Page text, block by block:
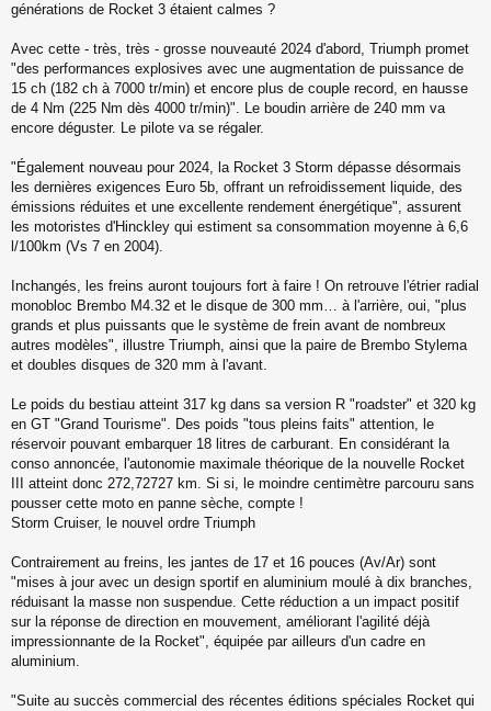
générations de Rocket 3 étaient calmes ?
Avec cette - très, très - grosse nouveauté 2024 d'abord, Triumph promet
"des performances explosives avec une augmentation de puissance de
15 ch (182 ch à 7000 tr/min) et encore plus de couple record, en hausse
de 4 Nm (225 Nm dès 4000 tr/min)". Le boudin arrière de 240 mm va
encore déguster. Le pilote va se régaler.
"Également nouveau pour 2024, la Rocket 3 Storm dépasse désormais
les dernières exigences Euro 5b, offrant un refroidissement liquide, des
émissions réduites et une excellente rendement énergétique", assurent
les motoristes d'Hinckley qui estiment sa consommation moyenne à 6,6
l/100km (Vs 7 en 2004).
Inchangés, les freins auront toujours fort à faire ! On retrouve l'étrier radial
monobloc Brembo M4.32 et le disque de 300 mm… à l'arrière, oui, "plus
grands et plus puissants que le système de frein avant de nombreux
autres modèles", illustre Triumph, ainsi que la paire de Brembo Stylema
et doubles disques de 320 mm à l'avant.
Le poids du bestiau atteint 317 kg dans sa version R "roadster" et 320 kg
en GT "Grand Tourisme". Des poids "tous pleins faits" attention, le
réservoir pouvant embarquer 18 litres de carburant. En considérant la
conso annoncée, l'autonomie maximale théorique de la nouvelle Rocket
III atteint donc 272,72727 km. Si si, le moindre centimètre parcouru sans
pousser cette moto en panne sèche, compte !
Storm Cruiser, le nouvel ordre Triumph
Contrairement au freins, les jantes de 17 et 16 pouces (Av/Ar) sont
"mises à jour avec un design sportif en aluminium moulé à dix branches,
réduisant la masse non suspendue. Cette réduction a un impact positif
sur la réponse de direction en mouvement, améliorant l'agilité déjà
impressionnante de la Rocket", équipée par ailleurs d'un cadre en
aluminium.
"Suite au succès commercial des récentes éditions spéciales Rocket qui